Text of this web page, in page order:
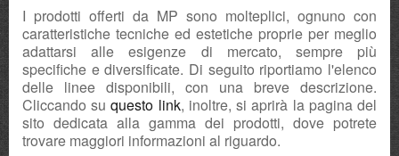
I prodotti offerti da MP sono molteplici, ognuno con
caratteristiche tecniche ed estetiche proprie per meglio
adattarsi alle esigenze di mercato, sempre più
specifiche e diversificate. Di seguito riportiamo l'elenco
delle linee disponibili, con una breve descrizione.
Cliccando suquesto link, inoltre, si aprirà la pagina del
sito dedicata alla gamma dei prodotti, dove potrete
trovare maggiori informazioni al riguardo.